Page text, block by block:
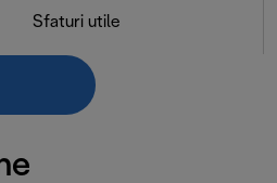
Sfaturi utile